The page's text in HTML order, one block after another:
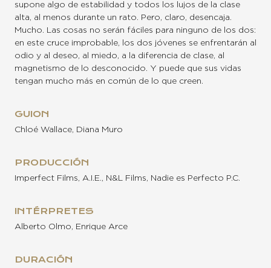
supone algo de estabilidad y todos los lujos de la clase
alta, al menos durante un rato. Pero, claro, desencaja.
Mucho. Las cosas no serán fáciles para ninguno de los dos:
en este cruce improbable, los dos jóvenes se enfrentarán al
odio y al deseo, al miedo, a la diferencia de clase, al
magnetismo de lo desconocido. Y puede que sus vidas
tengan mucho más en común de lo que creen.
GUION
Chloé Wallace, Diana Muro
PRODUCCIÓN
Imperfect Films, A.I.E., N&L Films, Nadie es Perfecto P.C.
INTÉRPRETES
Alberto Olmo, Enrique Arce
DURACIÓN